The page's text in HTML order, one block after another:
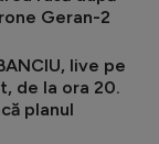
Geran-2
live pe
de la ora 20.
planul